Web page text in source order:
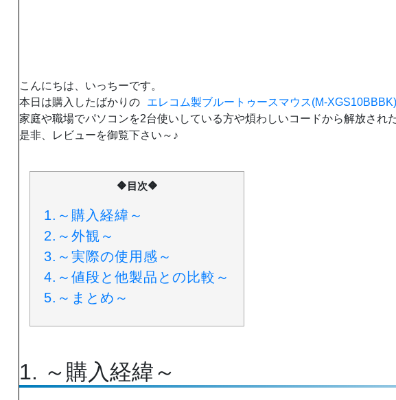
こんにちは、いっちーです。
本日は購入したばかりの
エレコム製ブルートゥースマウス(M-XGS10BBBK)
家庭や職場でパソコンを2台使いしている方や煩わしいコードから解放され
是非、レビューを御覧下さい～♪
🔶目次🔶
1. ～購入経緯～
2. ～外観～
3. ～実際の使用感～
4. ～値段と他製品との比較～
5. ～まとめ～
1. ～購入経緯～